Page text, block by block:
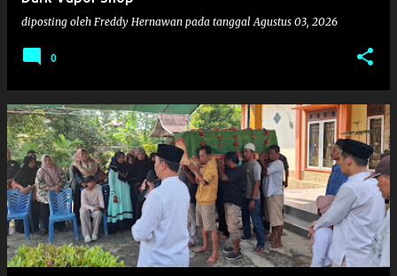
diposting oleh Freddy Hernawan pada tanggalAgustus 03, 2026
0